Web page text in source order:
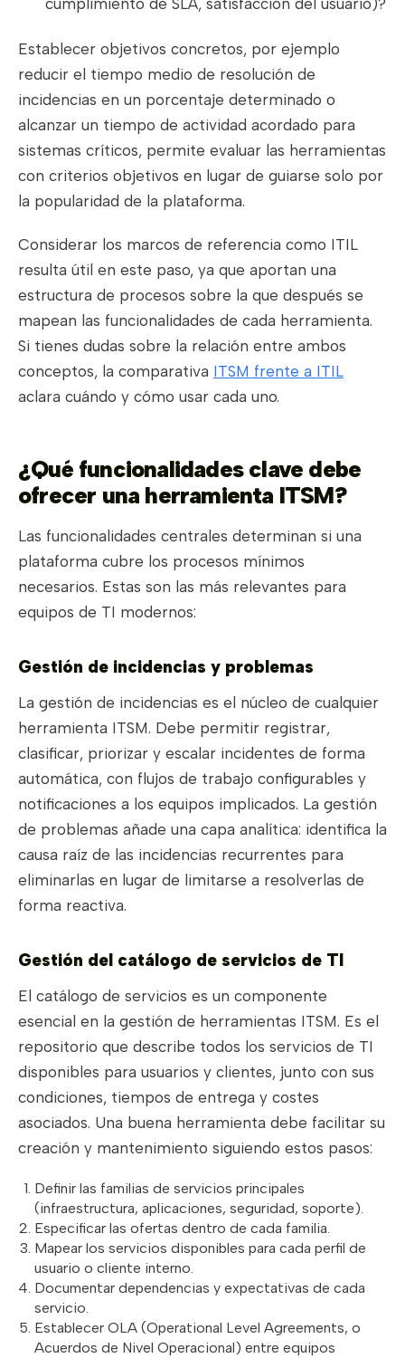
cumplimiento de SLA, satisfacción del usuario)?
Establecer objetivos concretos, por ejemplo
reducir el tiempo medio de resolución de
incidencias en un porcentaje determinado o
alcanzar un tiempo de actividad acordado para
sistemas críticos, permite evaluar las herramientas
con criterios objetivos en lugar de guiarse solo por
la popularidad de la plataforma.
Considerar los marcos de referencia como ITIL
resulta útil en este paso, ya que aportan una
estructura de procesos sobre la que después se
mapean las funcionalidades de cada herramienta.
Si tienes dudas sobre la relación entre ambos
conceptos, la comparativa ITSM frente a ITIL
aclara cuándo y cómo usar cada uno.
¿Qué funcionalidades clave debe
ofrecer una herramienta ITSM?
Las funcionalidades centrales determinan si una
plataforma cubre los procesos mínimos
necesarios. Estas son las más relevantes para
equipos de TI modernos:
Gestión de incidencias y problemas
La gestión de incidencias es el núcleo de cualquier
herramienta ITSM. Debe permitir registrar,
clasificar, priorizar y escalar incidentes de forma
automática, con flujos de trabajo configurables y
notificaciones a los equipos implicados. La gestión
de problemas añade una capa analítica: identifica la
causa raíz de las incidencias recurrentes para
eliminarlas en lugar de limitarse a resolverlas de
forma reactiva.
Gestión del catálogo de servicios de TI
El catálogo de servicios es un componente
esencial en la gestión de herramientas ITSM. Es el
repositorio que describe todos los servicios de TI
disponibles para usuarios y clientes, junto con sus
condiciones, tiempos de entrega y costes
asociados. Una buena herramienta debe facilitar su
creación y mantenimiento siguiendo estos pasos:
Definir las familias de servicios principales
(infraestructura, aplicaciones, seguridad, soporte).
Especificar las ofertas dentro de cada familia.
Mapear los servicios disponibles para cada perfil de
usuario o cliente interno.
Documentar dependencias y expectativas de cada
servicio.
Establecer OLA (Operational Level Agreements, o
Acuerdos de Nivel Operacional) entre equipos